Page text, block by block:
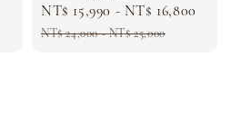
Sale
price
NT$ 15,990 - NT$ 16,800
NT$ 24,000-NT$ 25,000